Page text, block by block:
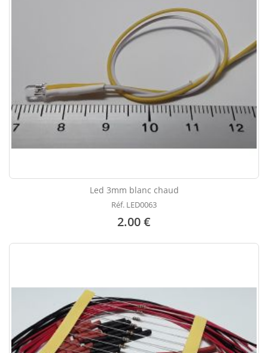
Led 3mm blanc chaud
Réf. LED0063
2.00 €